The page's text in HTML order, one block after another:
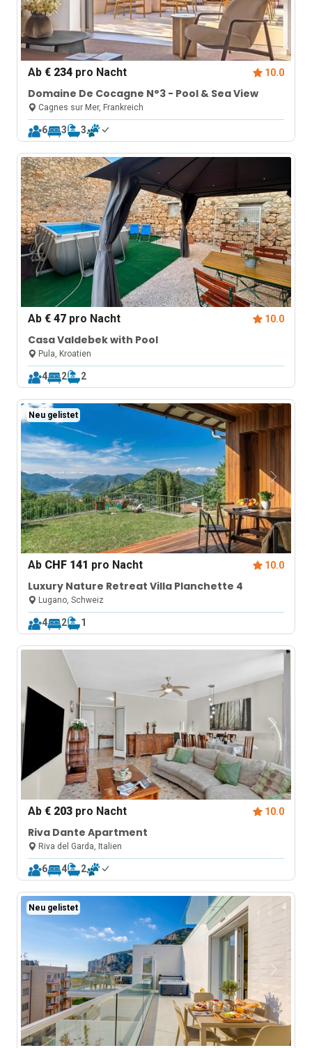
Ab€ 234 pro Nacht 10.0
Domaine De Cocagne N°3 - Pool & Sea View
Cagnes sur Mer, Frankreich
6 3 3
Ab€ 47 pro Nacht 10.0
Casa Valdebek with Pool
Pula, Kroatien
4 2 2
Neu gelistet
Ab CHF 141 pro Nacht 10.0
Luxury Nature Retreat Villa Planchette 4
Lugano, Schweiz
4 2 1
Ab€ 203 pro Nacht 10.0
Riva Dante Apartment
Riva del Garda, Italien
6 4 2
Neu gelistet